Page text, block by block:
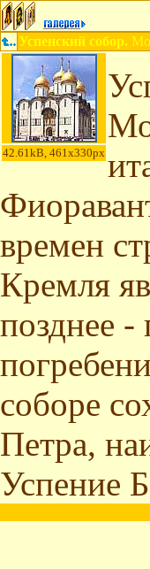
Успенский собор.
42.61kB, 461x330px
времен
Кремля
позднее -
соборе
Петра,
Успение